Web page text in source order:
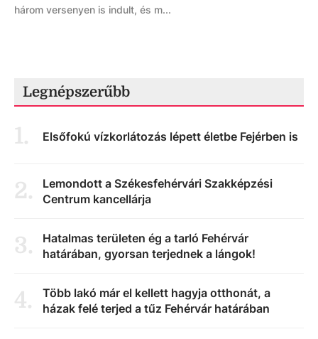
három versenyen is indult, és m...
Legnépszerűbb
1. Elsőfokú vízkorlátozás lépett életbe Fejérben is
2.
Lemondott a Székesfehérvári Szakképzési
Centrum kancellárja
3.
Hatalmas területen ég a tarló Fehérvár
határában, gyorsan terjednek a lángok!
4.
Több lakó már el kellett hagyja otthonát, a
házak felé terjed a tűz Fehérvár határában